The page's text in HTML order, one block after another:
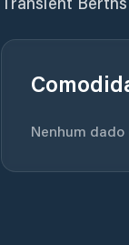
Nenhum